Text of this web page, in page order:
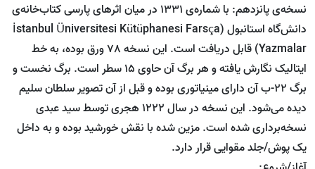
نسخه‌ی پانزدهم: با شماره‌ی 1331 در میان اثرهای پارسی کتاب‌خانه‌ی
دانش‌گاه استانبول (İs‌tanbul Üniversitesi Kütüphanesi Farsça
Yazmalar) قابل دریافت است. این نسخه 78 ورق بوده، به خط
ایتالیک نگارش یافته و هر برگ آن حاوی 15 سطر است. برگ نخست و
برگ 22-ب آن دارای مینیاتوری بوده و قبل از آن تصویر سلطان سلیم
دیده می‌شود. این نسخه در سال 1222 هجری توسط سید عبدی
نسخه‌برداری شده است. مزین شده با نقش خورشید بوده و به داخل
یک پوش/جلد مقوایی قرار دارد.